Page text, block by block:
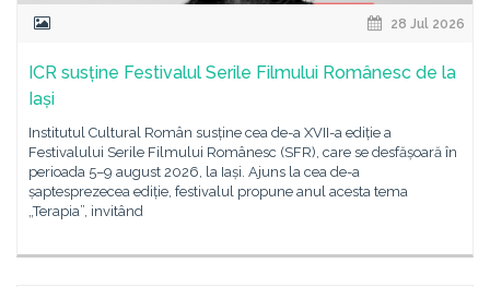
28 Jul 2026
ICR susține Festivalul Serile Filmului Românesc de la
Iași
Institutul Cultural Român susține cea de-a XVII-a ediție a
Festivalului Serile Filmului Românesc (SFR), care se desfășoară în
perioada 5–9 august 2026, la Iași. Ajuns la cea de-a
șaptesprezecea ediție, festivalul propune anul acesta tema
„Terapia”, invitând